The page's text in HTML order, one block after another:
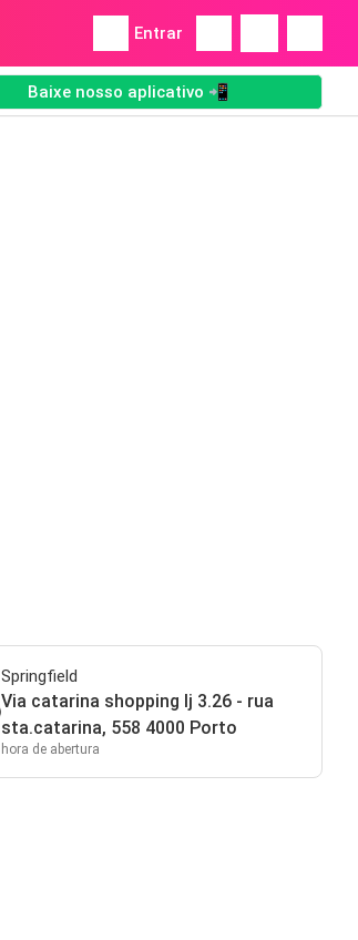
Entrar
Baixe nosso aplicativo 📲
Springfield
Via catarina shopping lj 3.26 - rua
sta.catarina, 558 4000 Porto
hora de abertura